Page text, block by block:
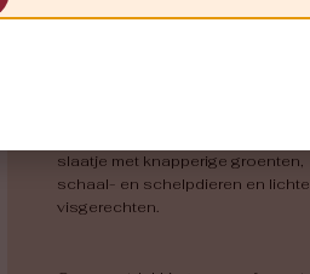
BLANC, FOLLE BLANCHE, MELON
slaatje met knapperige groenten,
schaal- en schelpdieren en lichte
visgerechten.